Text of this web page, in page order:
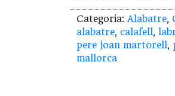
Categoria: Alabatre,
alabatre, calafell,
pere joan martorell,
mallorca